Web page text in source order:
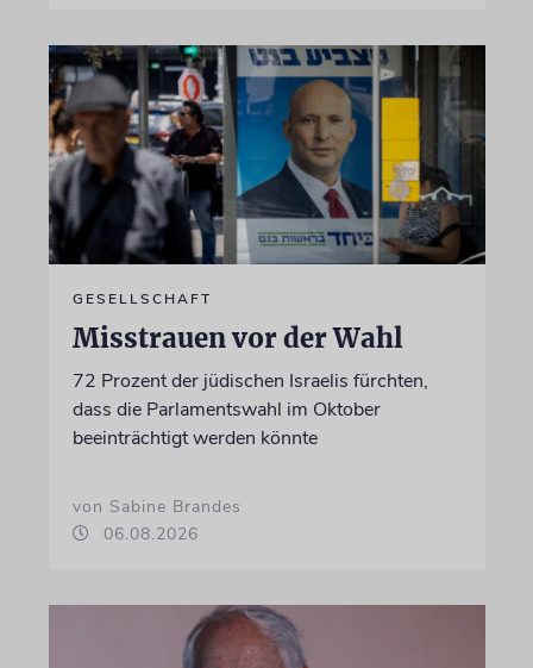
GESELLSCHAFT
Misstrauen vor der Wahl
72 Prozent der jüdischen Israelis fürchten,
dass die Parlamentswahl im Oktober
beeinträchtigt werden könnte
von Sabine Brandes
06.08.2026